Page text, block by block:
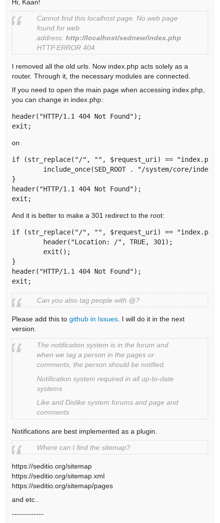
Hi, Kaan!
Cannot find this localhost page. No web page
found for web
address:http://localhost/sednew/index.php
HTTP ERROR 404
I removed all the old urls. Now index.php acts solely as a
router. Through it, the necessary modules are connected.
If you need to open the main page when accessing index.php,
you can change in index.php:
header("HTTP/1.1 404 Not Found");
exit;
on
if (str_replace("/", "", $request_uri) ==
}
header("HTTP/1.1 404 Not Found");
exit;
And it is better to make a 301 redirect to the root:
if (str_replace("/", "", $request_uri) ==
}
header("HTTP/1.1 404 Not Found");
exit;
Can you also tag people with @?
Please add this togithub in Issues. I will do it in the next
version.
The notification system is in the forum and
when we tag a person in the pages or
comments, the person should be notified.
Notification system required in all up-to-date
systems
Like and Dislike system forums and page and
comments
Notifications are best implemented as a plugin.
Where can I find the sitemap?
https://seditio.org/sitemap
https://seditio.org/sitemap.xml
https://seditio.org/sitemap/pages
and etc..
-------------